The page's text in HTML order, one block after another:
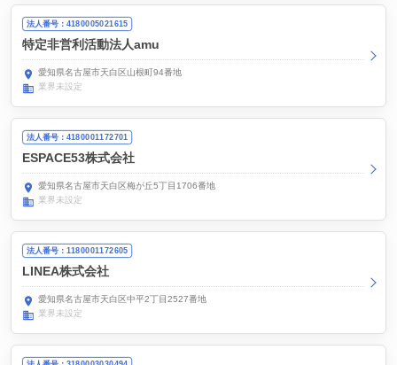
法人番号：4180005021615
特定非営利活動法人amu
愛知県名古屋市天白区山根町94番地
業界未設定
法人番号：4180001172701
ESPACE53株式会社
愛知県名古屋市天白区梅が丘5丁目1706番地
業界未設定
法人番号：1180001172605
LINEA株式会社
愛知県名古屋市天白区中平2丁目2527番地
業界未設定